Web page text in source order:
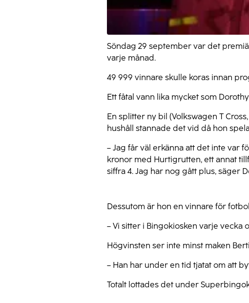
Söndag 29 september var det
varje månad.
49 999 vinnare skulle koras innan
Ett fåtal vann lika mycket som
En splitter ny bil (Volkswagen T
hushåll stannade det vid då hon
– Jag får väl erkänna att det inte var
kronor med Hurtigrutten, ett annat
siffra 4. Jag har nog gått plus, säger
Dessutom är hon en vinnare för
– Vi sitter i Bingokiosken varje
Högvinsten ser inte minst maken
– Han har under en tid tjatat om att
Totalt lottades det under